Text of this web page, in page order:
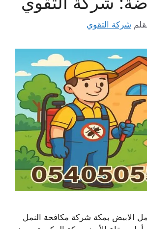
شركة التقوي
الابيض بمكة شركة مكافحة النمل